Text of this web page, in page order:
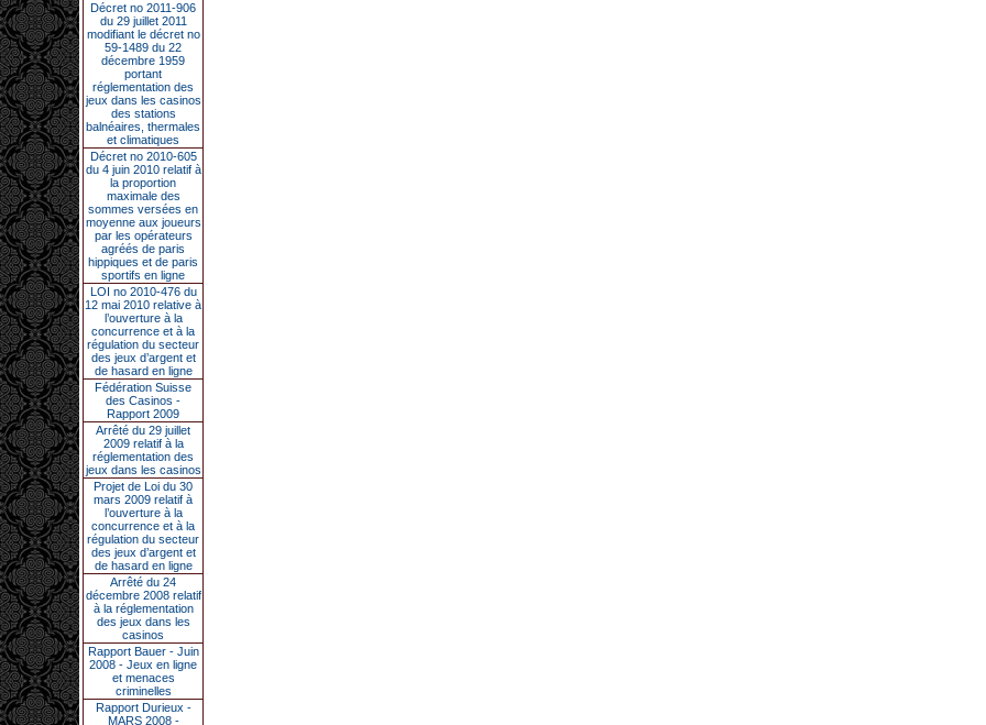
Décret no 2011-906
du 29 juillet 2011
modifiant le décret no
59-1489 du 22
décembre 1959
portant
réglementation des
jeux dans les casinos
des stations
balnéaires, thermales
et climatiques
Décret no 2010-605
du 4 juin 2010 relatif à
la proportion
maximale des
sommes versées en
moyenne aux joueurs
par les opérateurs
agréés de paris
hippiques et de paris
sportifs en ligne
LOI no 2010-476 du
12 mai 2010 relative à
l’ouverture à la
concurrence et à la
régulation du secteur
des jeux d’argent et
de hasard en ligne
Fédération Suisse
des Casinos -
Rapport 2009
Arrêté du 29 juillet
2009 relatif à la
réglementation des
jeux dans les casinos
Projet de Loi du 30
mars 2009 relatif à
l’ouverture à la
concurrence et à la
régulation du secteur
des jeux d’argent et
de hasard en ligne
Arrêté du 24
décembre 2008 relatif
à la réglementation
des jeux dans les
casinos
Rapport Bauer - Juin
2008 - Jeux en ligne
et menaces
criminelles
Rapport Durieux -
MARS 2008 -